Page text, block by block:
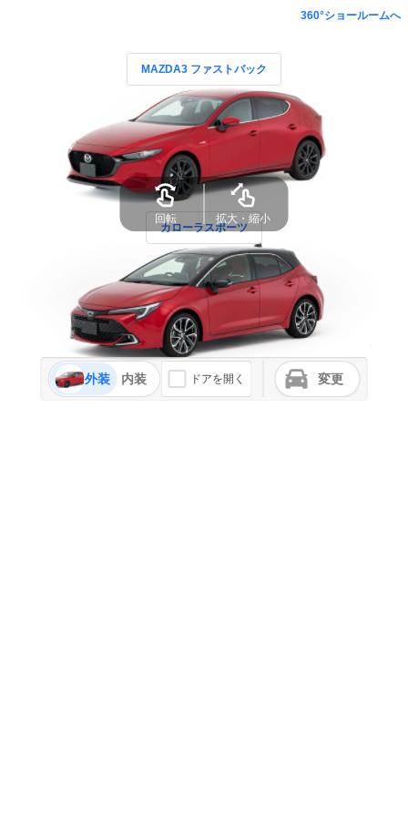
360°ショールームへ
MAZDA3 ファストバック
カローラスポーツ
外装 内装 ドアを開く 変更
回転 拡大・縮小